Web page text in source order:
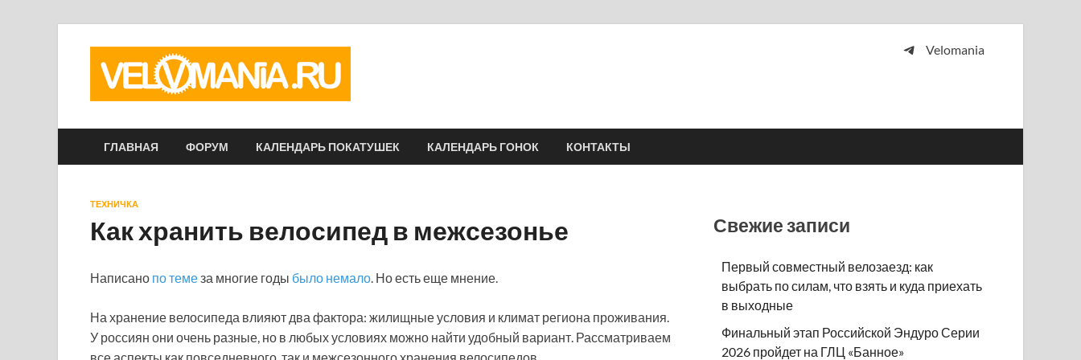
Velomania
ГЛАВНАЯ ФОРУМ КАЛЕНДАРЬ ПОКАТУШЕК КАЛЕНДАРЬ ГОНОК КОНТАКТЫ
ТЕХНИЧКА
Как хранить велосипед в межсезонье
Написано по темеза многие годы было немало. Но есть еще мнение.
На хранение велосипеда влияют два фактора: жилищные условия и климат региона проживания.
У россиян они очень разные, но в любых условиях можно найти удобный вариант. Рассматриваем
Свежие записи
Первый совместный велозаезд: как
выбрать по силам, что взять и куда приехать
в выходные
Финальный этап Российской Эндуро Серии
2026 пройдет на ГЛЦ «Банное»